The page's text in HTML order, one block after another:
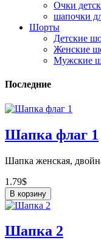
Очки
шапочки
Шорты
Детские
Женские
Мужские
Последние
Шапка флаг 1
Шапка женская,
1.79$
В корзину
Шапка 2